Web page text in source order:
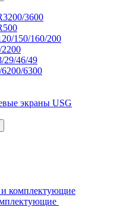
3600
150/160/200
29/46/49
6300
экраны USG
комплектующие